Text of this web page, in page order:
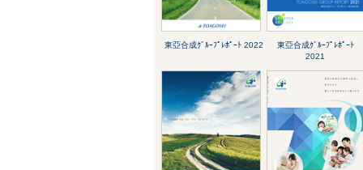
東亞合成ｸﾞﾙｰﾌﾟﾚﾎﾟｰﾄ 2022
東亞合成ｸﾞﾙｰﾌﾟﾚﾎﾟｰﾄ
2021